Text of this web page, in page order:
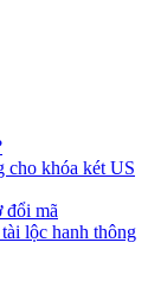
cho khóa két US
đổi mã
lộc hanh thông